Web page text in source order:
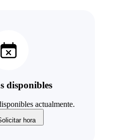
disponibles
actualmente.
hora